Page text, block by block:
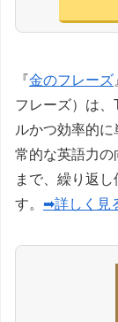
『金のフレーズ
フレーズ）は
ルかつ効率的に
常的な英語力
まで、繰り返
す。 ➡詳しく見